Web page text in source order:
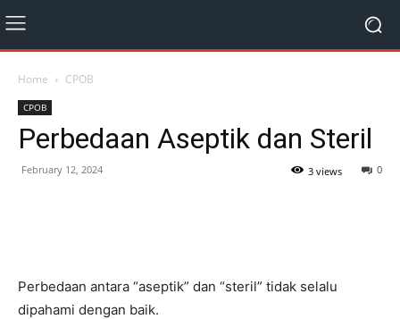
Home CPOB
CPOB
Perbedaan Aseptik dan Steril
February 12, 2024 0
3 views
Perbedaan antara “aseptik” dan “steril” tidak selalu
dipahami dengan baik.